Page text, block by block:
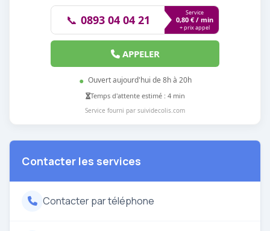
📞 0893 04 04 21
Service
0,80 € / min
+ prix appel
APPELER
● Ouvert aujourd'hui de 8h à 20h
Temps d'attente estimé : 4 min
Service fourni par suividecolis.com
Contacter les services
Contacter par téléphone